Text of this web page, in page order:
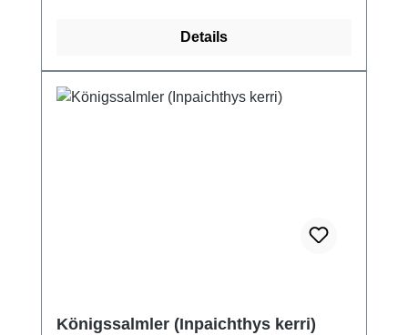
Details
Königssalmler (Inpaichthys kerri)